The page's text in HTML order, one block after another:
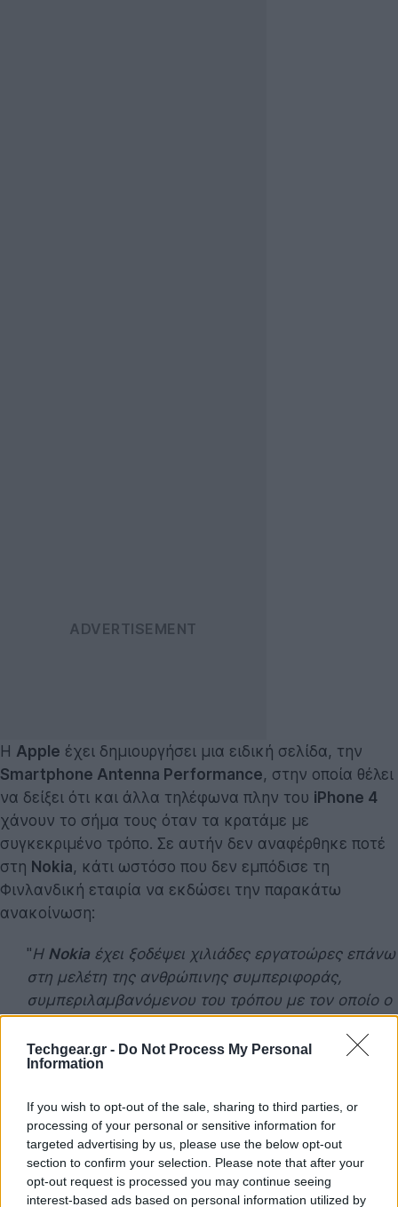
Techgear.gr - Do Not Process My Personal
Information
If you wish to opt-out of the sale, sharing to third parties, or
processing of your personal or sensitive information for
targeted advertising by us, please use the below opt-out
section to confirm your selection. Please note that after your
opt-out request is processed you may continue seeing
interest-based ads based on personal information utilized by
Η Apple έχει δημιουργήσει μια ειδική σελίδα, την
Smartphone Antenna Performance, στην οποία θέλει
να δείξει ότι και άλλα τηλέφωνα πλην του iPhone 4
χάνουν το σήμα τους όταν τα κρατάμε με
συγκεκριμένο τρόπο. Σε αυτήν δεν αναφέρθηκε ποτέ
στη Nokia, κάτι ωστόσο που δεν εμπόδισε τη
Φινλανδική εταιρία να εκδώσει την παρακάτω
ανακοίνωση:
"Η Nokia έχει ξοδέψει χιλιάδες εργατοώρες επάνω
στη μελέτη της ανθρώπινης συμπεριφοράς,
συμπεριλαμβανόμενου του τρόπου με τον οποίο ο
πραγματοποίηση κλήσεων, για μουσική
αναπαραγωγή, πλοήγηση στο Ίντερνετ κ.ο.κ.
στην ανθρώπινη επικοινωνία, δίνουμεπρώτα
έμφασηστην απόδοση τηςκεραίαςκαι μετά στο
σχεδιασμό της συσκευής"